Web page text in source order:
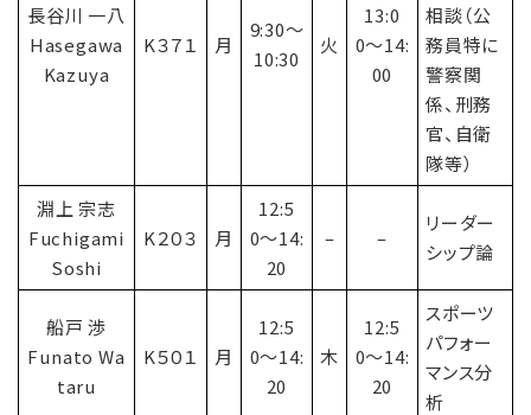
長谷川 一八
Hasegawa
Kazuya
K３７１ 月
9:30〜
10:30
火
13:0
0〜14:
00
相談（公
務員特に
警察関
係、刑務
官、自衛
隊等）
淵上 宗志
Fuchigami
Soshi
K２０３ 月
12:5
0〜14:
20
– –
リーダー
シップ論
船戸 渉
Funato Wa
taru
K５０１ 月
12:5
0〜14:
20
木
12:5
0〜14:
20
スポーツ
パフォー
マンス分
析